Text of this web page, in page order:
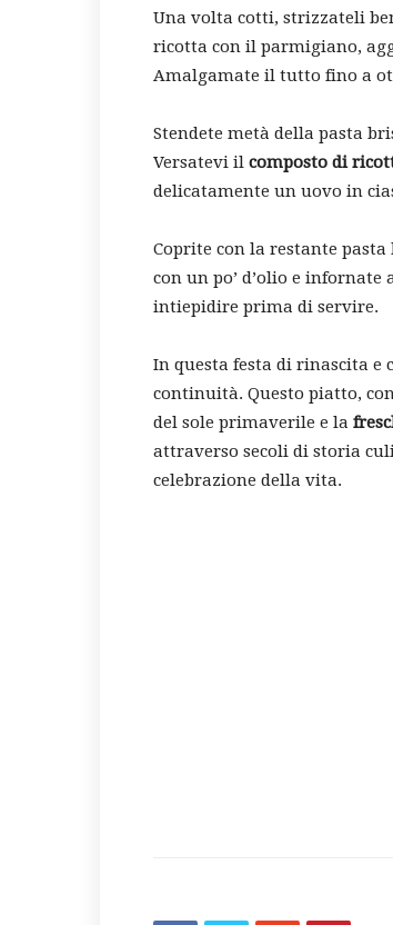
Una volta cotti, strizzateli
ricotta con il parmigiano,
Amalgamate il tutto fino a
Stendete metà della pasta
Versatevi il composto di
delicatamente un uovo in
Coprite con la restante
con un po’ d’olio e infornate
intiepidire prima di servire.
In questa festa di rinascita
continuità. Questo piatto,
del sole primaverile e la
attraverso secoli di storia
celebrazione della vita.